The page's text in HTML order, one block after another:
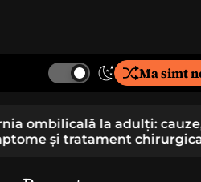
S
t
c
Ma simt
la pasiune la cercetare
School construiește și